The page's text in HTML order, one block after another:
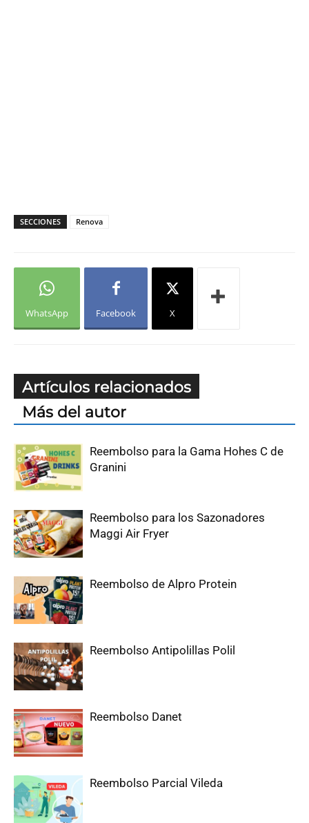
SECCIONES Renova
WhatsApp Facebook X
Artículos relacionados
Más del autor
Reembolso para la Gama Hohes C de
Granini
Reembolso para los Sazonadores
Maggi Air Fryer
Reembolso de Alpro Protein
Reembolso Antipolillas Polil
Reembolso Danet
Reembolso Parcial Vileda